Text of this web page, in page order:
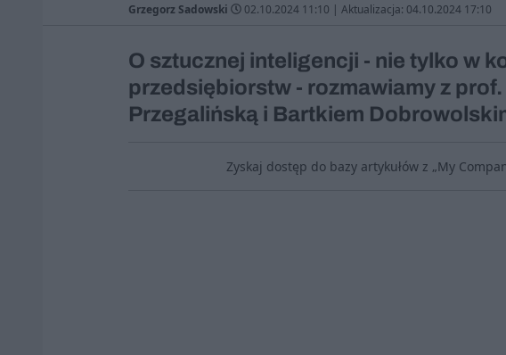
Grzegorz Sadowski 02.10.2024 11:10 | Aktualizacja: 04.10.2024 17:10
O sztucznej inteligencji - nie tylko w
przedsiębiorstw - rozmawiamy z
Przegalińską i Bartkiem
Zyskaj dostęp do bazy artykułów z „My